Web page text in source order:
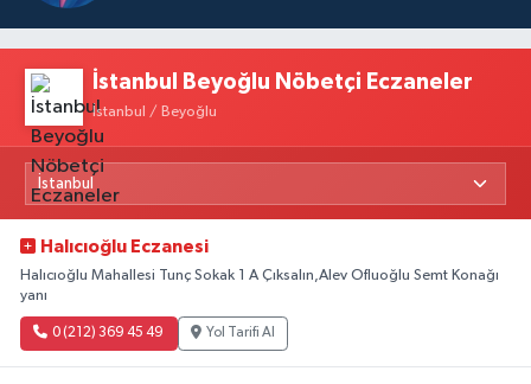
İstanbul Beyoğlu Nöbetçi Eczaneler
İstanbul / Beyoğlu
Halıcıoğlu Eczanesi
Halıcıoğlu Mahallesi Tunç Sokak 1 A Çıksalın,Alev Ofluoğlu Semt Konağı
yanı
0 (212) 369 45 49 Yol Tarifi Al